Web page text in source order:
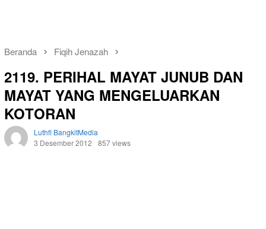
Beranda Fiqih Jenazah
2119. PERIHAL MAYAT JUNUB DAN
MAYAT YANG MENGELUARKAN
KOTORAN
Luthfi BangkitMedia
3 Desember 2012
857 views